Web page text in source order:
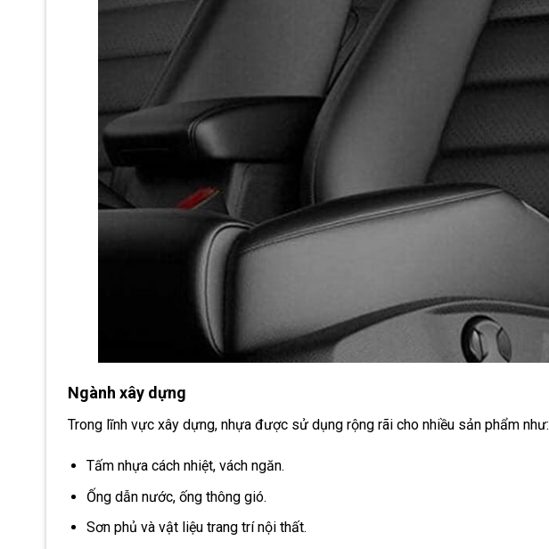
Ngành xây dựng
Trong lĩnh vực xây dựng, nhựa được sử dụng rộng rãi cho nhiều sản phẩm như:
Tấm nhựa cách nhiệt, vách ngăn.
Ống dẫn nước, ống thông gió.
Sơn phủ và vật liệu trang trí nội thất.